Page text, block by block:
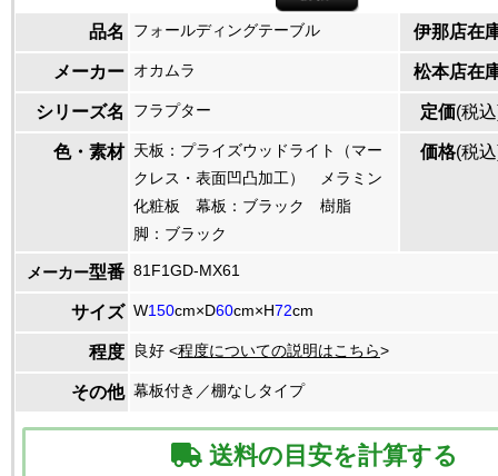
品名 フォールディングテーブル 伊那店在
メーカー オカムラ 松本店在
シリーズ名 フラプター 定価(税
色・素材 天板：プライズウッドライト（マー
クレス・表面凹凸加工） メラミン
化粧板 幕板：ブラック 樹脂
脚：ブラック
価格(税
メーカー型番 81F1GD-MX61
サイズ W150cm×D60cm×H72cm
程度 良好 <程度についての説明はこちら>
その他 幕板付き／棚なしタイプ
送料の目安を計算する